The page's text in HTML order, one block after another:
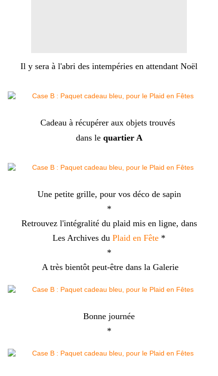
Il y sera à l'abri des intempéries en attendant Noël
Cadeau à récupérer aux objets trouvés
dans le quartier A
Une petite grille, pour vos déco de sapin
*
Retrouvez l'intégralité du plaid mis en ligne, dans
Les Archives du Plaid en Fête *
*
A très bientôt peut-être dans la Galerie
Bonne journée
*